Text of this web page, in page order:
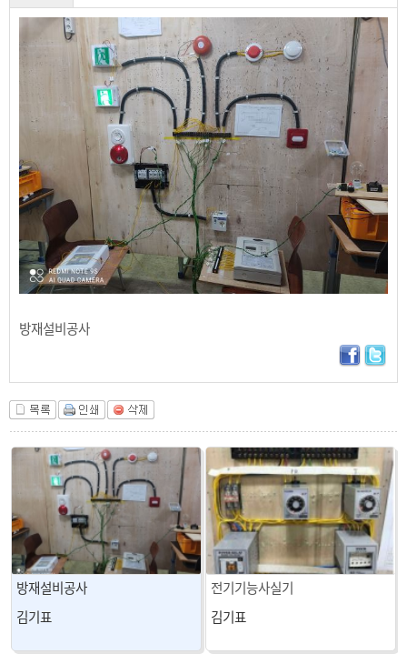
방재설비공사
방재설비공사
김기표
전기기능사실기
김기표